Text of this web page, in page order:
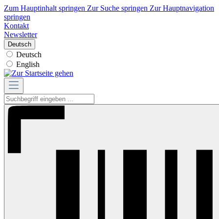
Zum Hauptinhalt springen Zur Suche springen Zur Hauptnavigation
springen
Kontakt
Newsletter
Deutsch
Deutsch
English